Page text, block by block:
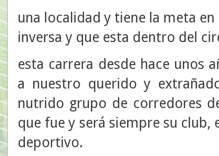
una localidad y tiene la meta
inversa y que esta dentro del
esta carrera desde hace unos
a nuestro querido y
nutrido grupo de corredores
que fue y será siempre su
deportivo.